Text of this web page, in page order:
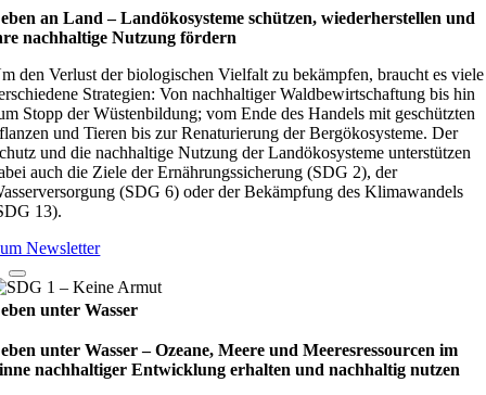
an Land – Lan­d­öko­sys­teme schüt­zen, wie­der­her­stel­len und
nach­hal­tige Nut­zung för­dern
den Verlust der biologischen Vielfalt zu bekämpfen, braucht es viele
Strategien: Von nachhaltiger Waldbewirtschaftung bis hin
Stopp der Wüstenbildung; vom Ende des Handels mit geschützten
und Tieren bis zur Renaturierung der Bergökosysteme. Der
und die nachhaltige Nutzung der Landökosysteme unterstützen
auch die Ziele der Ernährungssicherung (SDG 2), der
(SDG 6) oder der Bekämpfung des Klimawandels
13).
Newsletter
unter Wasser
unter Wasser – Oze­ane, Meere und Mee­res­res­sour­cen im
nach­hal­ti­ger Ent­wick­lung erhal­ten und nach­hal­tig nut­zen